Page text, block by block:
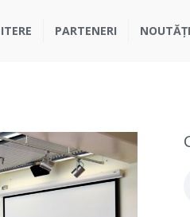
PARTENERI NOUTĂȚI